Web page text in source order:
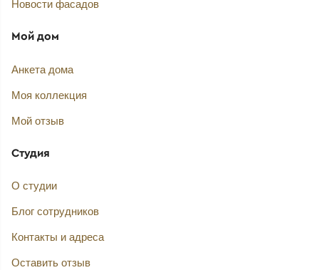
Новости фасадов
Мой дом
Анкета дома
Моя коллекция
Мой отзыв
Студия
О студии
Блог сотрудников
Контакты и адреса
Оставить отзыв